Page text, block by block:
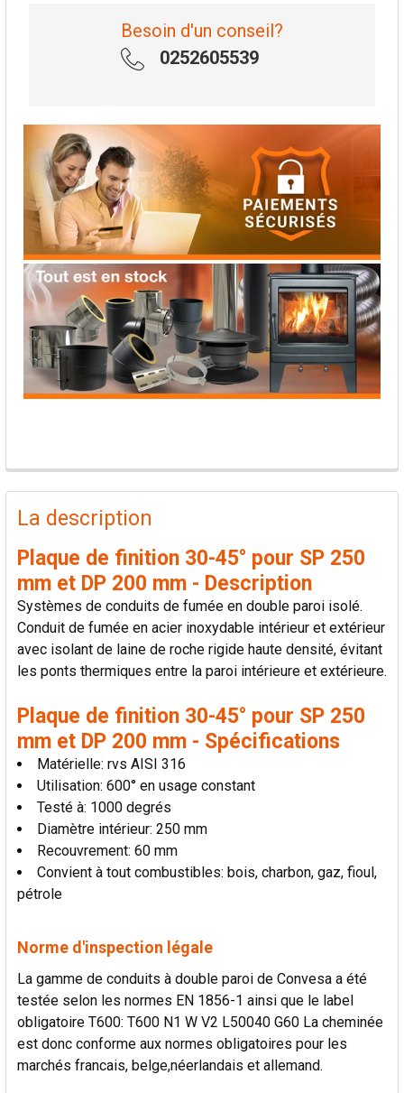
Besoin d'un conseil?
0252605539
PRODUITS
FRÉQUEMMENT
ACHETÉS
SÉLECTIONNER
AJOUTER
LA
La description
Plaque de finition 30-45° pour SP 250
mm et DP 200 mm - Description
Systèmes de conduits de fumée en double paroi isolé.
Conduit de fumée en acier inoxydable intérieur et extérieur
avec isolant de laine de roche rigide haute densité, évitant
les ponts thermiques entre la paroi intérieure et extérieure.
Plaque de finition 30-45° pour SP 250
mm et DP 200 mm - Spécifications
Matérielle: rvs AISI 316
Utilisation: 600° en usage constant
Testé à: 1000 degrés
Diamètre intérieur: 250 mm
Recouvrement: 60 mm
Convient à tout combustibles: bois, charbon, gaz, fioul,
pétrole
Norme d'inspection légale
La gamme de conduits à double paroi de Convesa a été
testée selon les normes EN 1856-1 ainsi que le label
obligatoire T600: T600 N1 W V2 L50040 G60 La cheminée
est donc conforme aux normes obligatoires pour les
marchés francais, belge,néerlandais et allemand.